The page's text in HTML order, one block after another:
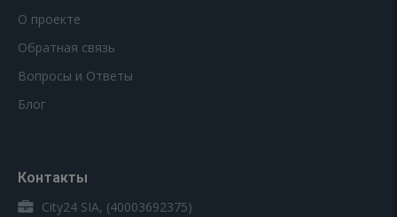
О проекте
Обратная связь
Вопросы и Ответы
Блог
Контакты
City24 SIA, (40003692375)